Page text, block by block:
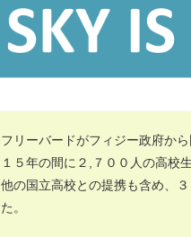
フリーバードがフィジー政府か
１５年の間に２,７００人の高校
他の国立高校との提携も含め、
た。